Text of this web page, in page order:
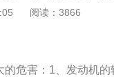
量油耗、黑烟、虚弱
显，很容易出现瞬间
阅读：3866
的危害：1、发动机